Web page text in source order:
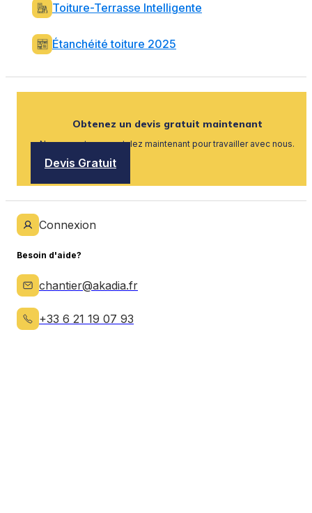
Toiture-Terrasse Intelligente
Étanchéité toiture 2025
Obtenez un devis gratuit maintenant
Nous recrutons, postulez maintenant pour travailler avec nous.
Devis Gratuit
Connexion
Besoin d'aide?
chantier@akadia.fr
+33 6 21 19 07 93